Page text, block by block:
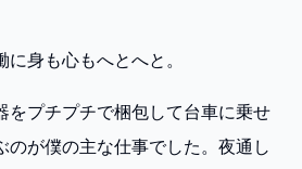
身も心もへとへと。
をプチプチで梱包して台車に乗せ
のが僕の主な仕事でした。夜通し